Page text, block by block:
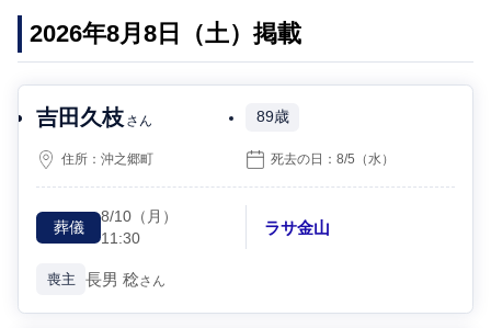
2026年8月8日（土）掲載
吉田久枝 さん 89歳
住所：沖之郷町 死去の日：8/5 （水）
葬儀
8/10 （月）
11:30
ラサ金山
喪主 長男 稔さん